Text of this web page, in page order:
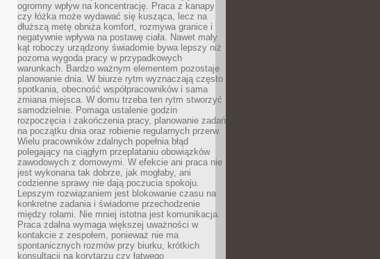
ogromny wpływ na koncentrację. Praca z kanapy
czy łóżka może wydawać się kusząca, lecz na
dłuższą metę obniża komfort, rozmywa granice i
negatywnie wpływa na postawę ciała. Nawet mały
kąt roboczy urządzony świadomie bywa lepszy niż
pozorna wygoda pracy w przypadkowych
warunkach. Bardzo ważnym elementem pozostaje
planowanie dnia. W biurze rytm wyznaczają często
spotkania, obecność współpracowników i sama
zmiana miejsca. W domu trzeba ten rytm stworzyć
samodzielnie. Pomaga ustalenie godzin
rozpoczęcia i zakończenia pracy, planowanie zadań
na początku dnia oraz robienie regularnych przerw.
Wielu pracowników zdalnych popełnia błąd
polegający na ciągłym przeplataniu obowiązków
zawodowych z domowymi. W efekcie ani praca nie
jest wykonana tak dobrze, jak mogłaby, ani
codzienne sprawy nie dają poczucia spokoju.
Lepszym rozwiązaniem jest blokowanie czasu na
konkretne zadania i świadome przechodzenie
między rolami. Nie mniej istotna jest komunikacja.
Praca zdalna wymaga większej uważności w
kontakcie z zespołem, ponieważ nie ma
spontanicznych rozmów przy biurku, krótkich
konsultacji na korytarzu czy łatwego